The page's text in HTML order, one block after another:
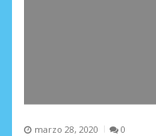
marzo 28, 2020 0